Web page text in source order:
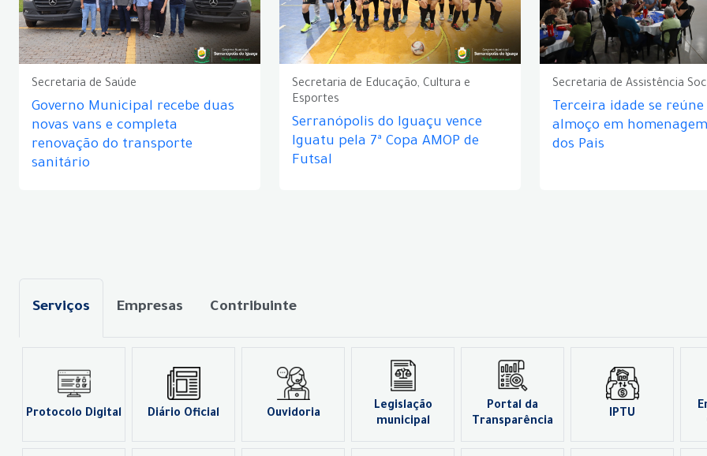
Secretaria de Saúde
Governo Municipal recebe duas
novas vans e completa
renovação do transporte
sanitário
Secretaria de Educação, Cultura e
Esportes
Serranópolis do Iguaçu vence
Iguatu pela 7ª Copa AMOP de
Futsal
Secretaria de Assistência
Terceira idade se reúne
almoço em
dos Pais
Serviços Empresas Contribuinte
Protocolo Digital Diário Oficial Ouvidoria
Legislação
municipal
Portal da
Transparência
IPTU